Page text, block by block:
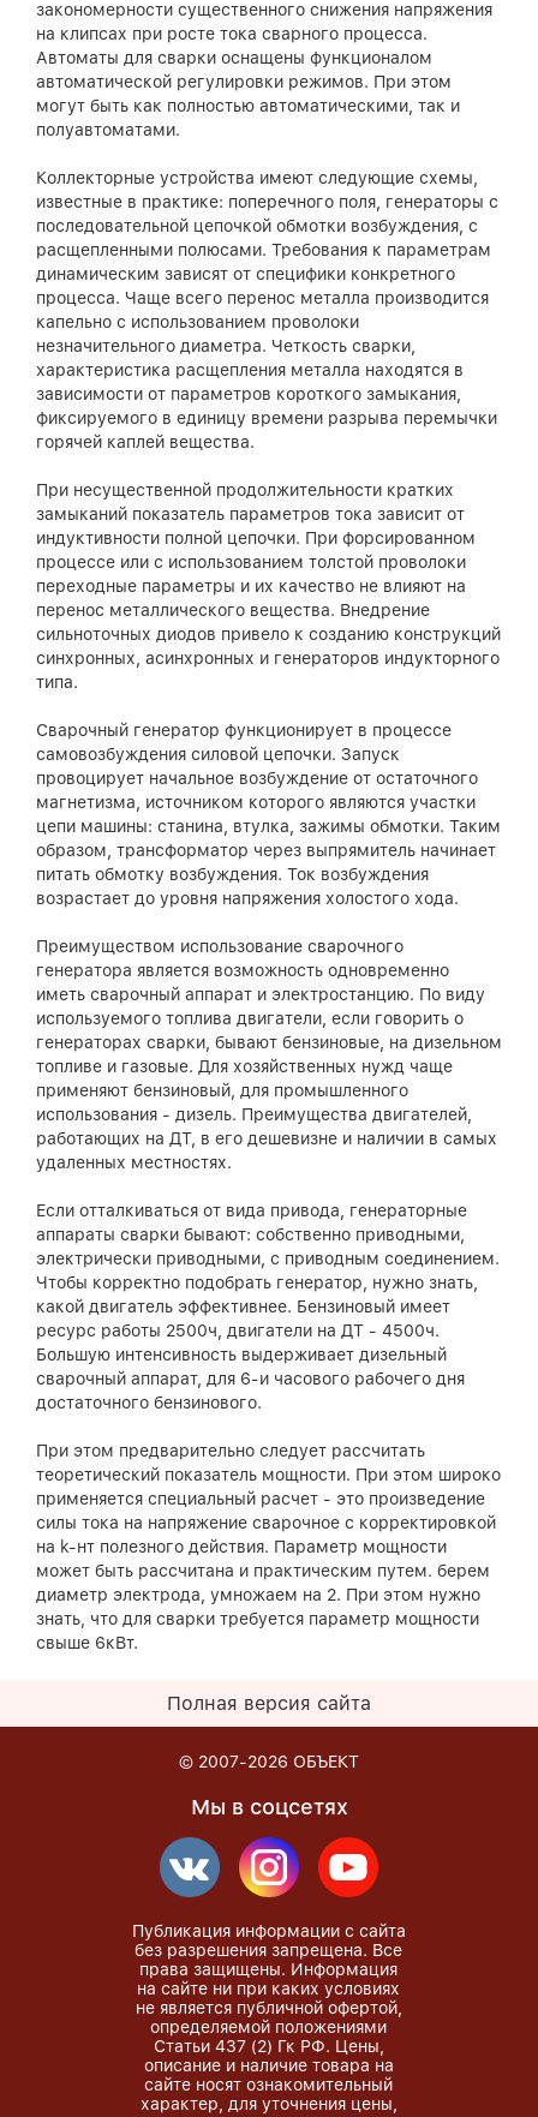
закономерности существенного снижения напряжения
на клипсах при росте тока сварного процесса.
Автоматы для сварки оснащены функционалом
автоматической регулировки режимов. При этом
могут быть как полностью автоматическими, так и
полуавтоматами.
Коллекторные устройства имеют следующие схемы,
известные в практике: поперечного поля, генераторы с
последовательной цепочкой обмотки возбуждения, с
расщепленными полюсами. Требования к параметрам
динамическим зависят от специфики конкретного
процесса. Чаще всего перенос металла производится
капельно с использованием проволоки
незначительного диаметра. Четкость сварки,
характеристика расщепления металла находятся в
зависимости от параметров короткого замыкания,
фиксируемого в единицу времени разрыва перемычки
горячей каплей вещества.
При несущественной продолжительности кратких
замыканий показатель параметров тока зависит от
индуктивности полной цепочки. При форсированном
процессе или с использованием толстой проволоки
переходные параметры и их качество не влияют на
перенос металлического вещества. Внедрение
сильноточных диодов привело к созданию конструкций
синхронных, асинхронных и генераторов индукторного
типа.
Сварочный генератор функционирует в процессе
самовозбуждения силовой цепочки. Запуск
провоцирует начальное возбуждение от остаточного
магнетизма, источником которого являются участки
цепи машины: станина, втулка, зажимы обмотки. Таким
образом, трансформатор через выпрямитель начинает
питать обмотку возбуждения. Ток возбуждения
возрастает до уровня напряжения холостого хода.
Преимуществом использование сварочного
генератора является возможность одновременно
иметь сварочный аппарат и электростанцию. По виду
используемого топлива двигатели, если говорить о
генераторах сварки, бывают бензиновые, на дизельном
топливе и газовые. Для хозяйственных нужд чаще
применяют бензиновый, для промышленного
использования - дизель. Преимущества двигателей,
работающих на ДТ, в его дешевизне и наличии в самых
удаленных местностях.
Если отталкиваться от вида привода, генераторные
аппараты сварки бывают: собственно приводными,
электрически приводными, с приводным соединением.
Чтобы корректно подобрать генератор, нужно знать,
какой двигатель эффективнее. Бензиновый имеет
ресурс работы 2500ч, двигатели на ДТ - 4500ч.
Большую интенсивность выдерживает дизельный
сварочный аппарат, для 6-и часового рабочего дня
достаточного бензинового.
При этом предварительно следует рассчитать
теоретический показатель мощности. При этом широко
применяется специальный расчет - это произведение
силы тока на напряжение сварочное с корректировкой
на k-нт полезного действия. Параметр мощности
может быть рассчитана и практическим путем. берем
диаметр электрода, умножаем на 2. При этом нужно
знать, что для сварки требуется параметр мощности
свыше 6кВт.
Полная версия сайта
© 2007-2026 ОБЪЕКТ
Мы в соцсетях
Публикация информации с сайта
без разрешения запрещена. Все
права защищены. Информация
на сайте ни при каких условиях
не является публичной офертой,
определяемой положениями
Статьи 437 (2) Гк РФ. Цены,
описание и наличие товара на
сайте носят ознакомительный
характер, для уточнения цены,